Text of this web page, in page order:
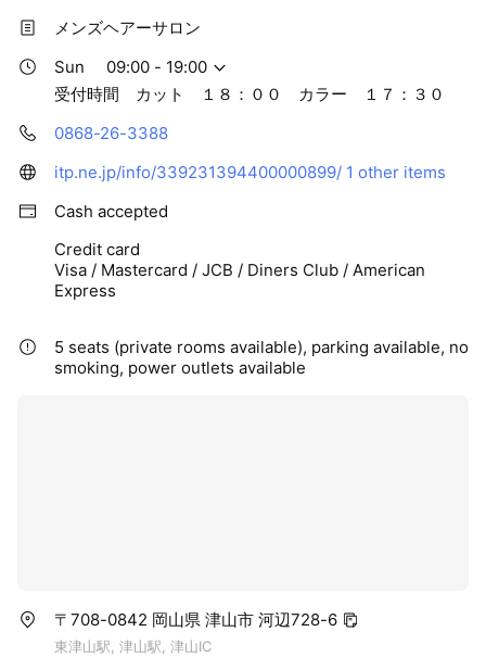
メンズヘアーサロン
Sun
09:00 - 19:00
受付時間 カット １８：００ カラー １７：３０
0868-26-3388
itp.ne.jp/info/339231394400000899/ 1 other items
Cash accepted
Credit card
Visa / Mastercard / JCB / Diners Club / American
Express
5 seats (private rooms available), parking available, no
smoking, power outlets available
〒708-0842 岡山県 津山市 河辺728-6
東津山駅, 津山駅, 津山IC